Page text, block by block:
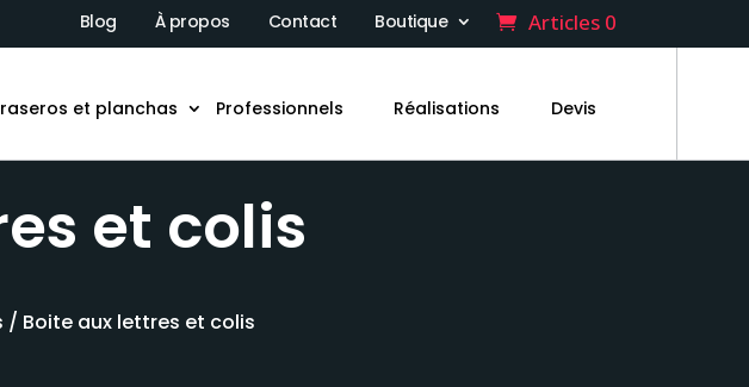
Blog À propos Contact Boutique Articles 0
et planchas Professionnels Réalisations Devis
et colis
/ Boite aux lettres et colis